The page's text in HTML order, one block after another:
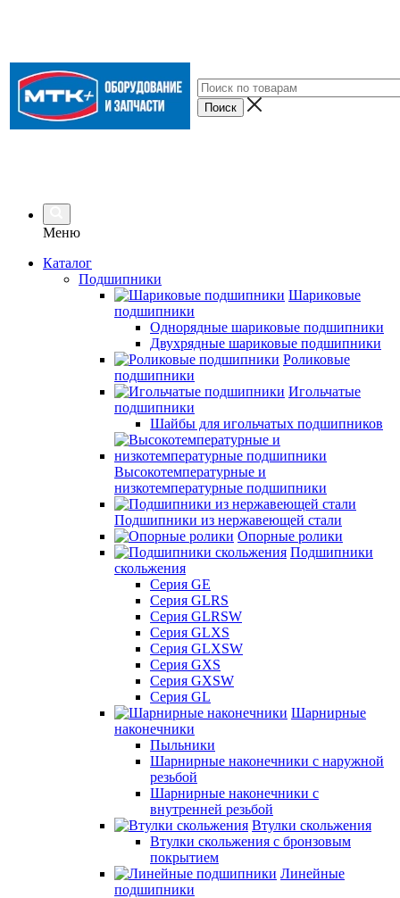
Меню
Каталог
Подшипники
Шариковые
подшипники
Однорядные шариковые подшипники
Двухрядные шариковые подшипники
Роликовые
подшипники
Игольчатые
подшипники
Шайбы для игольчатых подшипников
Высокотемпературные и
низкотемпературные подшипники
Подшипники из нержавеющей стали
Опорные ролики
Подшипники
скольжения
Серия GE
Серия GLRS
Серия GLRSW
Серия GLXS
Серия GLXSW
Серия GXS
Серия GXSW
Серия GL
Шарнирные
наконечники
Пыльники
Шарнирные наконечники с наружной
резьбой
Шарнирные наконечники с
внутренней резьбой
Втулки скольжения
Втулки скольжения с бронзовым
покрытием
Линейные
подшипники